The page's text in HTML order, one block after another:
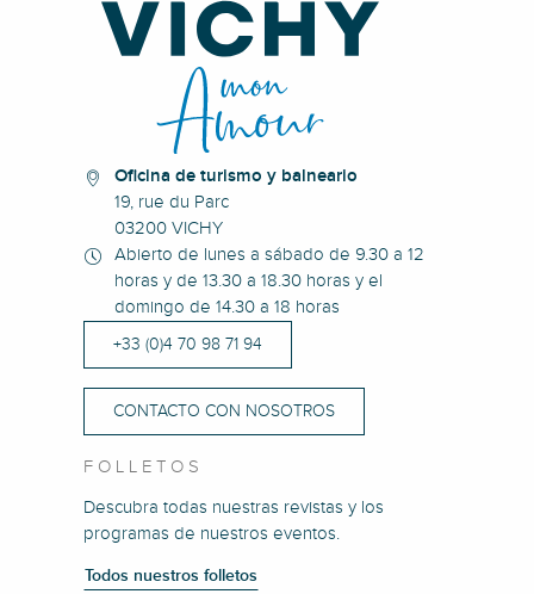
Oficina de turismo y balneario
19, rue du Parc
03200 VICHY
Abierto de lunes a sábado de 9.30 a 12
horas y de 13.30 a 18.30 horas y el
domingo de 14.30 a 18 horas
+33 (0)4 70 98 71 94
CONTACTO CON NOSOTROS
FOLLETOS
Descubra todas nuestras revistas y los
programas de nuestros eventos.
Todos nuestros folletos